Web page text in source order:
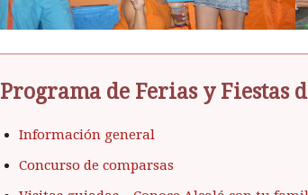
Programa de Ferias y Fiestas
Información general
Concurso de comparsas